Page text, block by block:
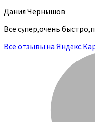
Данил Чернышов
Все супер,очень
Все отзывы на